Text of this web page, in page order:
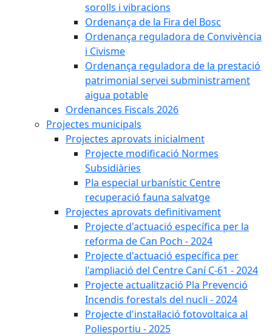
sorolls i vibracions
Ordenança de la Fira del Bosc
Ordenança reguladora de Convivència
i Civisme
Ordenança reguladora de la prestació
patrimonial servei subministrament
aigua potable
Ordenances Fiscals 2026
Projectes municipals
Projectes aprovats inicialment
Projecte modificació Normes
Subsidiàries
Pla especial urbanístic Centre
recuperació fauna salvatge
Projectes aprovats definitivament
Projecte d'actuació específica per la
reforma de Can Poch - 2024
Projecte d'actuació específica per
l'ampliació del Centre Caní C-61 - 2024
Projecte actualització Pla Prevenció
Incendis forestals del nucli - 2024
Projecte d'instal·lació fotovoltaica al
Poliesportiu - 2025